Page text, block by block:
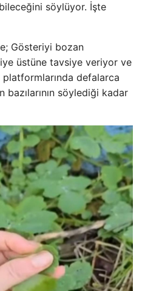
söylüyor. İşte
Gösteriyi bozan
üstüne tavsiye veriyor ve
platformlarında defalarca
bazılarının söylediği kadar